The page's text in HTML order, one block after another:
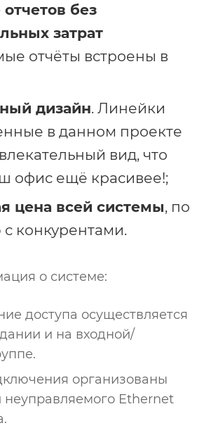
без
затрат
отчёты встроены в
дизайн. Линейки
в данном проекте
вид, что
офис ещё красивее!;
цена всей системы, по
конкурентами.
о системе:
доступа осуществляется
и на входной/
организованы
Ethernet